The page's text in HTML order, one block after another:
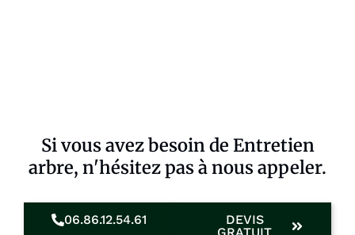
Si vous avez besoin de Entretien
arbre, n'hésitez pas à nous appeler.
06.86.12.54.61
DEVIS